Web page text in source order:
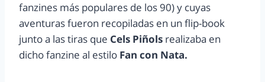
fanzines más populares de los 90) y cuyas
aventuras fueron recopiladas en un flip-book
junto a las tiras que Cels Piñols realizaba en
dicho fanzine al estilo Fan con Nata.